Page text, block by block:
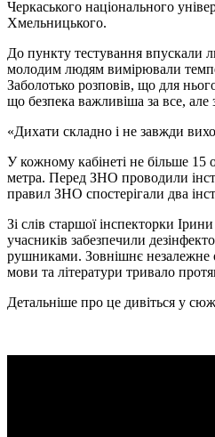
Черкаського національного
Хмельницького.
До пункту тестування впускали
молодим людям вимірювали
Заболотько розповів, що для
що безпека важливіша за все, але
«Дихати складно і не завжди
У кожному кабінеті не більше 15
метра. Перед ЗНО проводили
правил ЗНО спостерігали два
Зі слів старшої інспекторки
учасників забезпечили
рушниками. Зовнішнє незалежне
мови та літератури тривало
Детальніше про це дивіться у